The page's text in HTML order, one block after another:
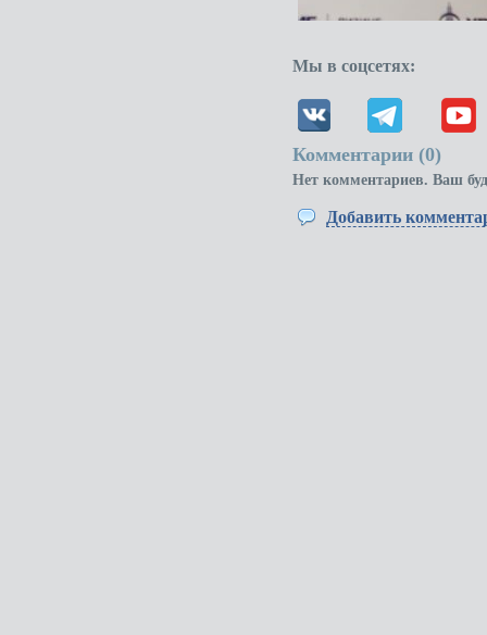
Мы в соцсетях:
Комментарии (0)
Нет комментариев. Ваш
Добавить